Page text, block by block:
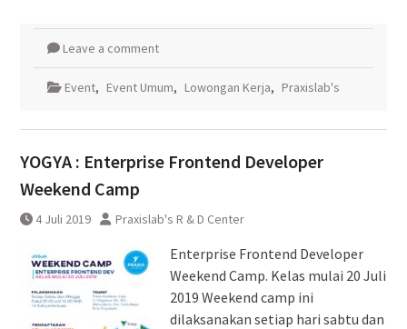
Leave a comment
Event, Event Umum, Lowongan Kerja, Praxislab's
YOGYA : Enterprise Frontend Developer
Weekend Camp
4 Juli 2019 Praxislab's R & D Center
Enterprise Frontend Developer
Weekend Camp. Kelas mulai 20 Juli
2019 Weekend camp ini
dilaksanakan setiap hari sabtu dan